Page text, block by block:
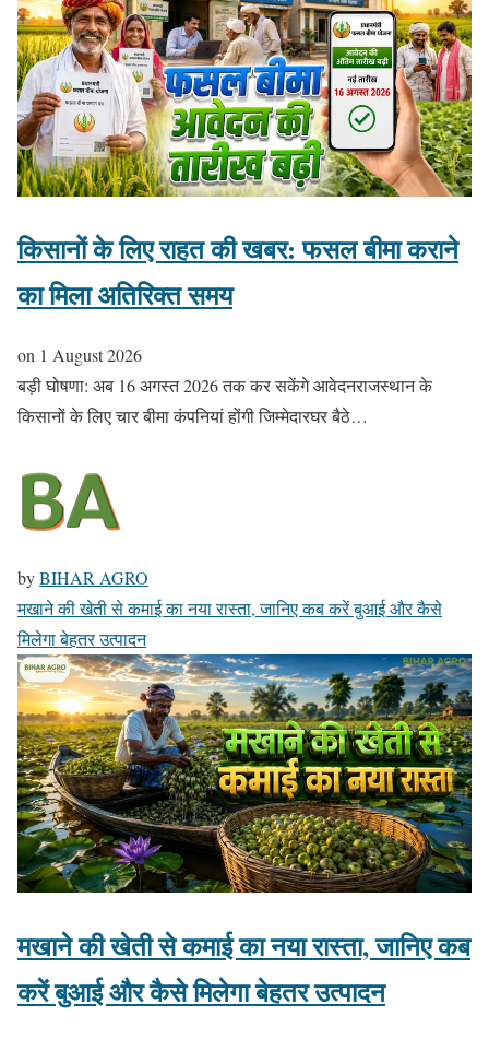
किसानों के लिए राहत की खबर: फसल बीमा कराने
का मिला अतिरिक्त समय
on 1 August 2026
बड़ी घोषणा: अब 16 अगस्त 2026 तक कर सकेंगे आवेदनराजस्थान के
किसानों के लिए चार बीमा कंपनियां होंगी जिम्मेदारघर बैठे…
byBIHAR AGRO
मखाने की खेती से कमाई का नया रास्ता, जानिए कब करें बुआई और कैसे
मिलेगा बेहतर उत्पादन
मखाने की खेती से कमाई का नया रास्ता, जानिए कब
करें बुआई और कैसे मिलेगा बेहतर उत्पादन